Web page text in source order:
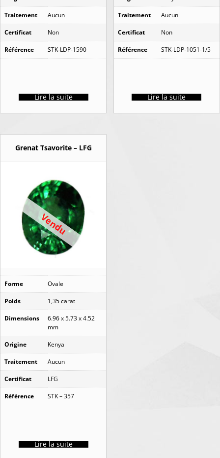
Traitement Aucun
Certificat Non
Référence STK-LDP-1590
Lire la suite
Traitement Aucun
Certificat Non
Référence STK-LDP-1051-1/5
Lire la suite
Grenat Tsavorite – LFG
Vendu
Forme Ovale
Poids 1,35 carat
Dimensions
6.96 x 5.73 x 4.52
mm
Origine Kenya
Traitement Aucun
Certificat LFG
Référence STK – 357
Lire la suite